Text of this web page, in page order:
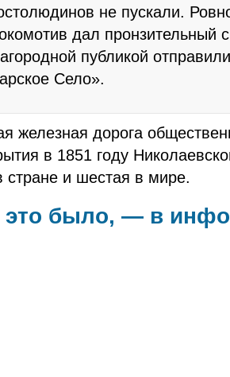
не пускали.
дал пронзительный
публикой
Село».
железная дорога
в 1851 году
стране и шестая в мире.
это было, — в